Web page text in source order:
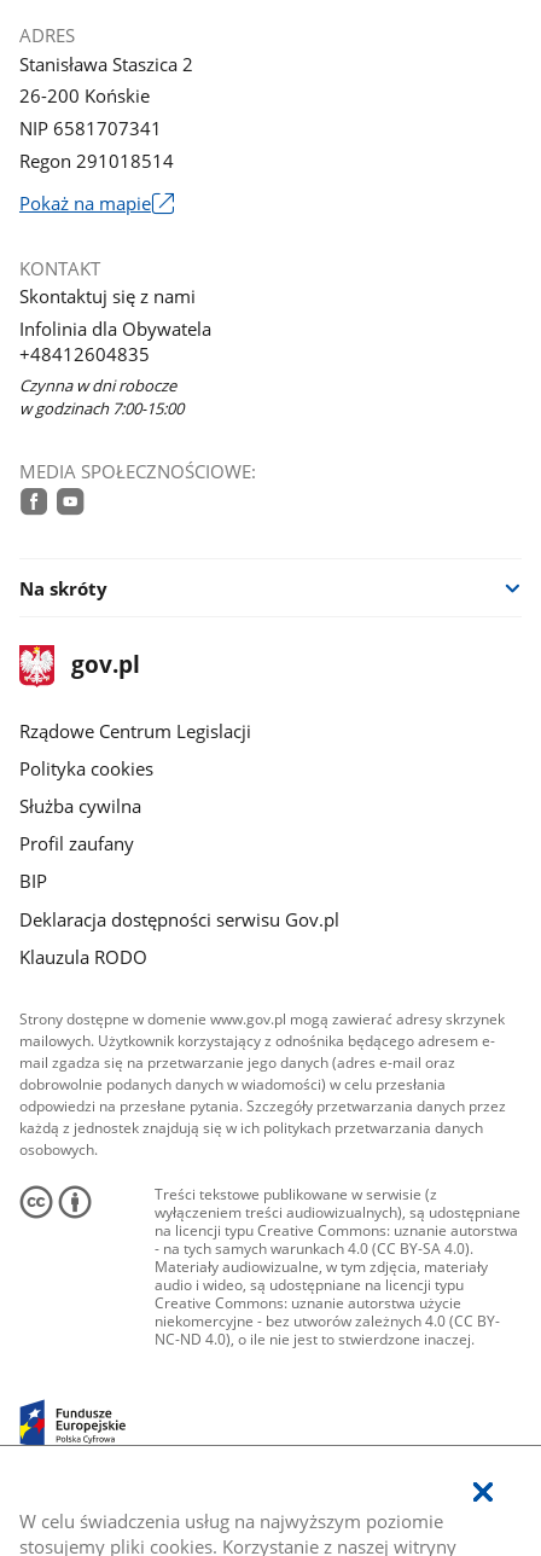
W celu świadczenia usług na najwyższym poziomie
stosujemy pliki cookies. Korzystanie z naszej witryny
ADRES
Stanisława Staszica 2
26-200 Końskie
NIP 6581707341
Regon 291018514
Pokaż na mapieLink
nowym
oknie
KONTAKT
Skontaktuj się z nami
Infolinia dla Obywatela
+48412604835
Czynna w dni robocze
w godzinach 7:00-15:00
MEDIA SPOŁECZNOŚCIOWE:
Na skróty
stopka
gov.plStrona
gov.pl
Rządowe Centrum Legislacji
Polityka cookies
Służba cywilna
Profil zaufany
BIP
Deklaracja dostępności serwisu Gov.pl
Klauzula RODO
Strony dostępne w domenie www.gov.pl mogą zawierać adresy skrzynek
mailowych. Użytkownik korzystający z odnośnika będącego adresem e-
mail zgadza się na przetwarzanie jego danych (adres e-mail oraz
dobrowolnie podanych danych w wiadomości) w celu przesłania
odpowiedzi na przesłane pytania. Szczegóły przetwarzania danych przez
każdą z jednostek znajdują się w ich politykach przetwarzania danych
osobowych.
Treści tekstowe publikowane w serwisie (z
wyłączeniem treści audiowizualnych), są udostępniane
na licencji typu Creative Commons: uznanie autorstwa
- na tych samych warunkach 4.0 (CC BY-SA 4.0).
Materiały audiowizualne, w tym zdjęcia, materiały
audio i wideo, są udostępniane na licencji typu
Creative Commons: uznanie autorstwa użycie
niekomercyjne - bez utworów zależnych 4.0 (CC BY-
NC-ND 4.0), o ile nie jest to stwierdzone inaczej.